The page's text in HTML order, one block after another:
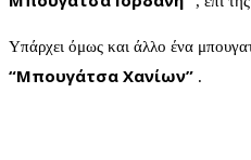
Υπάρχει όμως και άλλο ένα
“Μπουγάτσα Χανίων” .